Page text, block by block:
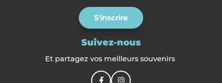
S'inscrire
Suivez-nous
Et partagez vos meilleurs souvenirs